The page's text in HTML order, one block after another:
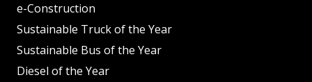
e-Construction
Sustainable Truck of the Year
Sustainable Bus of the Year
Diesel of the Year